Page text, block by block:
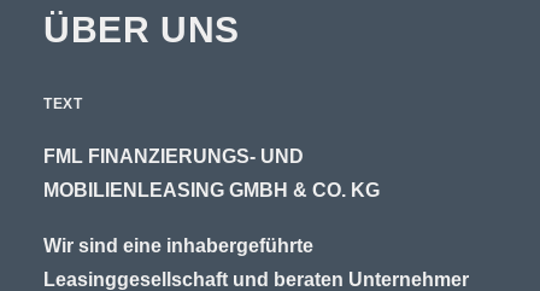
ÜBER UNS
TEXT
FML FINANZIERUNGS- UND
MOBILIENLEASING GMBH & CO. KG
Wir sind eine inhabergeführte
Leasinggesellschaft und beraten Unternehmer